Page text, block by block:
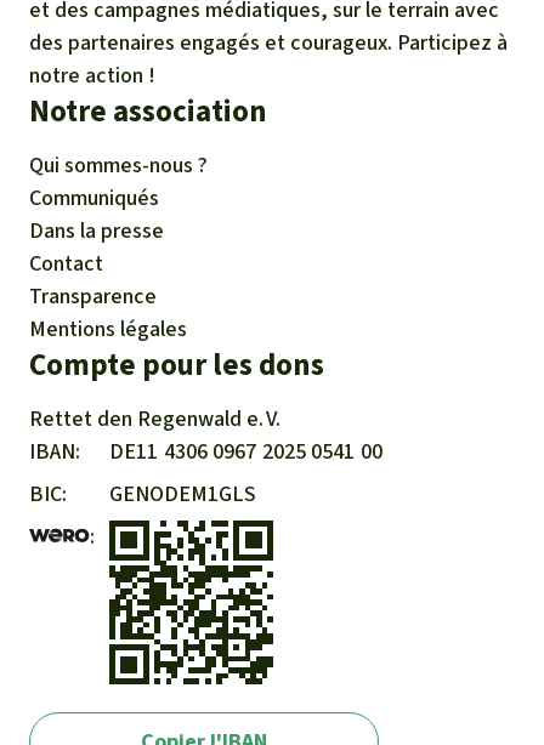
et des campagnes médiatiques, sur le terrain avec
des partenaires engagés et courageux. Participez à
notre action !
Notre association
Qui sommes-nous ?
Communiqués
Dans la presse
Contact
Transparence
Mentions légales
Compte pour les dons
Rettet den Regenwald e. V.
IBAN
DE11 4306 0967 2025 0541 00
BIC
GENODEM1GLS